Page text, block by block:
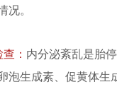
况。
： 内分泌紊乱是胎
泡生成素、促黄体